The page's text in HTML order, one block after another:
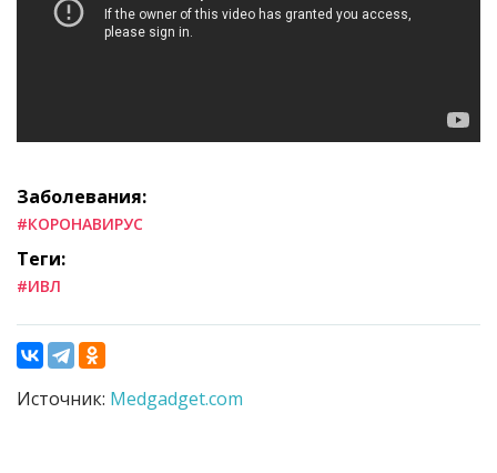
Заболевания:
#КОРОНАВИРУС
Теги:
#ИВЛ
Источник: Medgadget.com